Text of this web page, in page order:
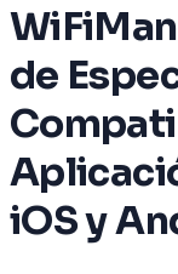
de
iOS y